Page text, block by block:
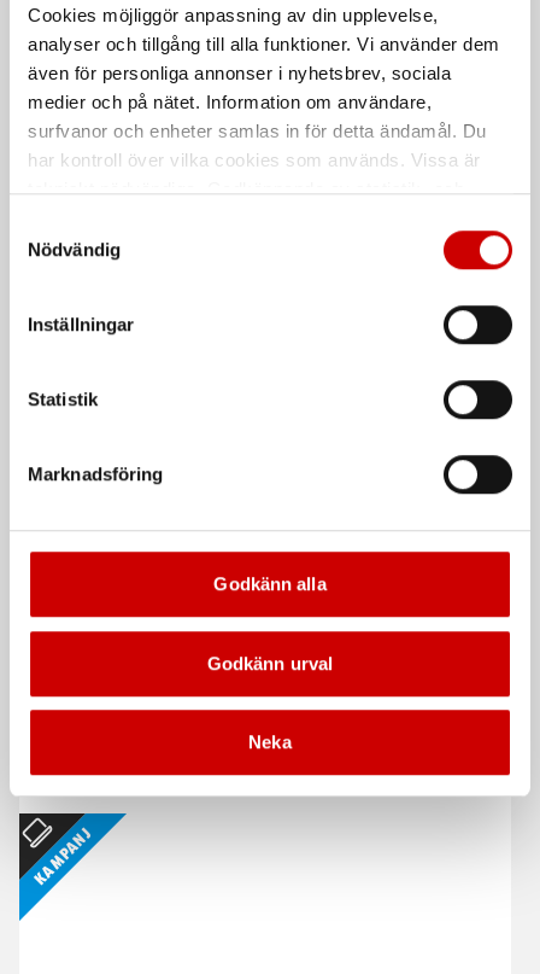
Cookies möjliggör anpassning av din upplevelse,
analyser och tillgång till alla funktioner. Vi använder dem
även för personliga annonser i nyhetsbrev, sociala
medier och på nätet. Information om användare,
surfvanor och enheter samlas in för detta ändamål. Du
har kontroll över vilka cookies som används. Vissa är
tekniskt nödvändiga. Godkännande av statistik- och
länder utanför EU med olika dataskyddsnormer. Genom
att godkänna samtycker du till sådana överföringar. Läs
Nödvändig
Inställningar
Statistik
Marknadsföring
Godkänn alla
Godkänn urval
Neka
Typ N. Kort
DIN 338
Typ N
DIN 338
Spiralborrkassett HSS-R
Klädseltvätt SEG 10
De som köpte, köpte även
Kampanj
Kampanj